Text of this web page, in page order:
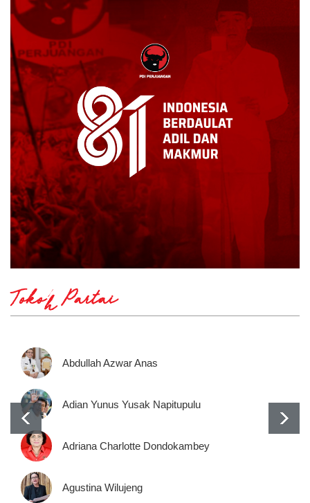
Tokoh Partai
Abdullah Azwar Anas
Adian Yunus Yusak Napitupulu
Adriana Charlotte Dondokambey
Agustina Wilujeng